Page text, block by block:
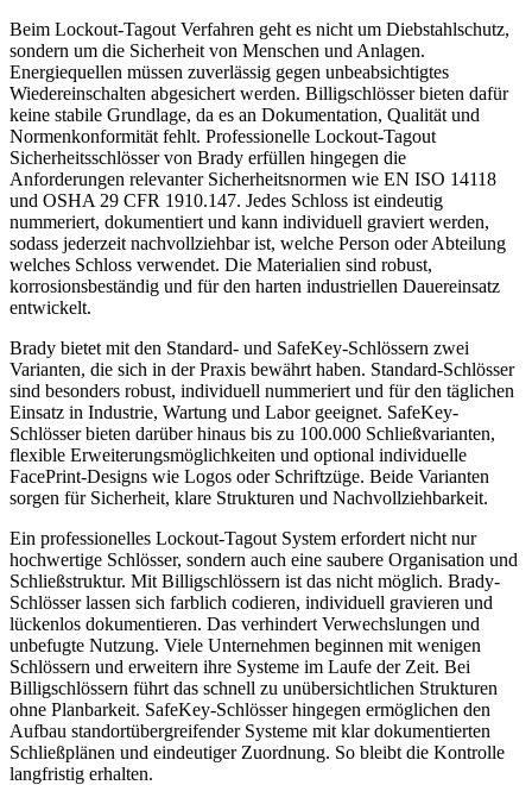
Beim Lockout-Tagout Verfahren geht es nicht um Diebstahlschutz,
sondern um die Sicherheit von Menschen und Anlagen.
Energiequellen müssen zuverlässig gegen unbeabsichtigtes
Wiedereinschalten abgesichert werden. Billigschlösser bieten dafür
keine stabile Grundlage, da es an Dokumentation, Qualität und
Normenkonformität fehlt. Professionelle Lockout-Tagout
Sicherheitsschlösser von Brady erfüllen hingegen die
Anforderungen relevanter Sicherheitsnormen wie EN ISO 14118
und OSHA 29 CFR 1910.147. Jedes Schloss ist eindeutig
nummeriert, dokumentiert und kann individuell graviert werden,
sodass jederzeit nachvollziehbar ist, welche Person oder Abteilung
welches Schloss verwendet. Die Materialien sind robust,
korrosionsbeständig und für den harten industriellen Dauereinsatz
entwickelt.
Brady bietet mit den Standard- und SafeKey-Schlössern zwei
Varianten, die sich in der Praxis bewährt haben. Standard-Schlösser
sind besonders robust, individuell nummeriert und für den täglichen
Einsatz in Industrie, Wartung und Labor geeignet. SafeKey-
Schlösser bieten darüber hinaus bis zu 100.000 Schließvarianten,
flexible Erweiterungsmöglichkeiten und optional individuelle
FacePrint-Designs wie Logos oder Schriftzüge. Beide Varianten
sorgen für Sicherheit, klare Strukturen und Nachvollziehbarkeit.
Ein professionelles Lockout-Tagout System erfordert nicht nur
hochwertige Schlösser, sondern auch eine saubere Organisation und
Schließstruktur. Mit Billigschlössern ist das nicht möglich. Brady-
Schlösser lassen sich farblich codieren, individuell gravieren und
lückenlos dokumentieren. Das verhindert Verwechslungen und
unbefugte Nutzung. Viele Unternehmen beginnen mit wenigen
Schlössern und erweitern ihre Systeme im Laufe der Zeit. Bei
Billigschlössern führt das schnell zu unübersichtlichen Strukturen
ohne Planbarkeit. SafeKey-Schlösser hingegen ermöglichen den
Aufbau standortübergreifender Systeme mit klar dokumentierten
Schließplänen und eindeutiger Zuordnung. So bleibt die Kontrolle
langfristig erhalten.